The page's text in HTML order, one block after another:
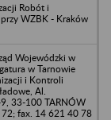
Robót i
WZBK - Kraków
Wojewódzki w
w Tarnowie
i Kontroli
Al.
33-100 TARNÓW
fax. 14 621 40 78